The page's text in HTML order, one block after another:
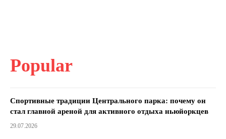
Popular
Спортивные традиции Центрального парка: почему он
стал главной ареной для активного отдыха ньюйоркцев
29.07.2026